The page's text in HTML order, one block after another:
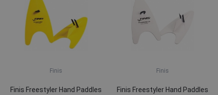
Finis
Finis Freestyler Hand Paddles
Finis
Finis Freestyler Hand Paddles